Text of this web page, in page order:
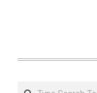
Search